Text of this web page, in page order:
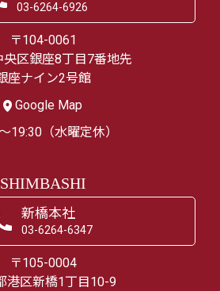
03-6264-6926
〒104-0061
央区銀座8丁目7番地先
座ナイン2号館
Google Map
19:30（水曜定休）
SHIMBASHI
新橋本社
03-6264-6347
〒105-0004
港区新橋1丁目10-9